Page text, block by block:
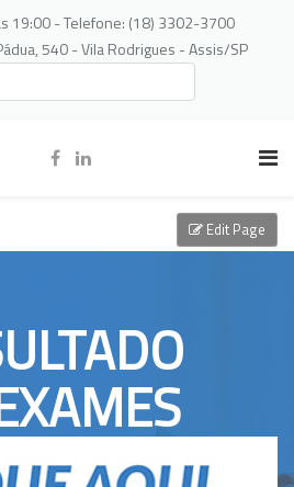
19:00 - Telefone: (18) 3302-3700
540 - Vila Rodrigues - Assis/SP
Edit Page